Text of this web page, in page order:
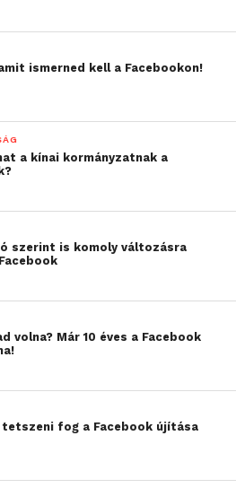
ismerned kell a Facebookon!
a kínai kormányzatnak a
szerint is komoly változásra
volna? Már 10 éves a Facebook
tetszeni fog a Facebook újítása